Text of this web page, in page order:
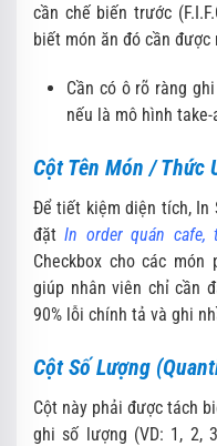
cần chế biến trước (F.I.F.
biết món ăn đó cần được
Cần có ô rõ ràng
nếu là mô hình take-
Cột Tên Món / Thức
Để tiết kiệm diện tích,In
đặt In order quán cafe,
Checkbox cho các
giúp nhân viên chỉ cần
90% lỗi chính tả và ghi
Cột Số Lượng
Cột này phải được tách
ghi số lượng (VD: 1, 2,